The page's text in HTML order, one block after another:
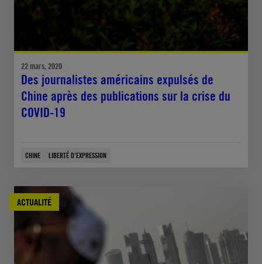
22 mars, 2020
Des journalistes américains expulsés de
Chine après des publications sur la crise du
COVID-19
CHINE LIBERTÉ D'EXPRESSION
ACTUALITÉ